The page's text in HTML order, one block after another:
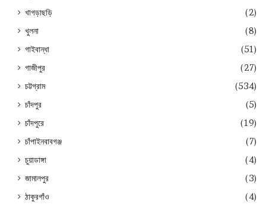
খাগড়াছড়ি
(2)
খুলনা
(8)
গাইবান্ধা
(51)
গাজীপুর
(27)
চট্টগ্রাম
(534)
চাঁদপুর
(5)
চাঁদপুরে
(19)
চাঁপাইনবাবগঞ্জ
(7)
চুয়াডাঙ্গা
(4)
জামালপুর
(3)
ঠাকুরগাঁও
(4)